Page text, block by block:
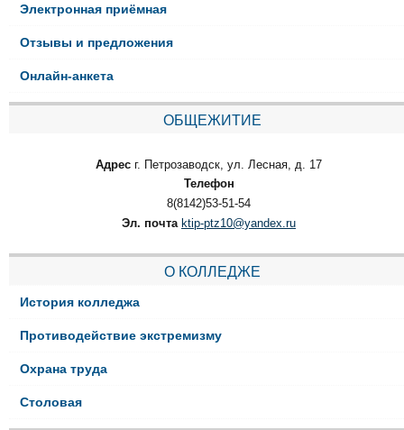
Электронная приёмная
Отзывы и предложения
Онлайн-анкета
ОБЩЕЖИТИЕ
Адрес г. Петрозаводск, ул. Лесная, д. 17
Телефон
8(8142)53-51-54
Эл. почта ktip-ptz10@yandex.ru
О КОЛЛЕДЖЕ
История колледжа
Противодействие экстремизму
Охрана труда
Столовая